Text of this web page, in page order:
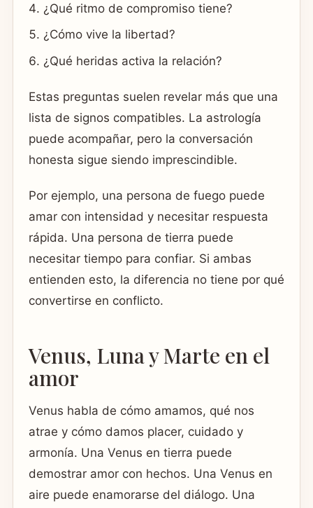
¿Qué ritmo de compromiso tiene?
¿Cómo vive la libertad?
¿Qué heridas activa la relación?
Estas preguntas suelen revelar más que una
lista de signos compatibles. La astrología
puede acompañar, pero la conversación
honesta sigue siendo imprescindible.
Por ejemplo, una persona de fuego puede
amar con intensidad y necesitar respuesta
rápida. Una persona de tierra puede
necesitar tiempo para confiar. Si ambas
entienden esto, la diferencia no tiene por qué
convertirse en conflicto.
Venus, Luna y Marte en el
amor
Venus habla de cómo amamos, qué nos
atrae y cómo damos placer, cuidado y
armonía. Una Venus en tierra puede
demostrar amor con hechos. Una Venus en
aire puede enamorarse del diálogo. Una